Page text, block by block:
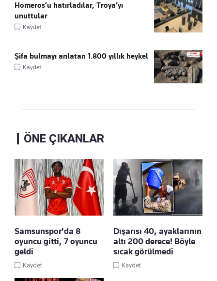
Homeros’u hatırladılar, Troya’yı
unuttular
Kaydet
Şifa bulmayı anlatan 1.800 yıllık heykel
Kaydet
ÖNE ÇIKANLAR
Samsunspor'da 8
oyuncu gitti, 7 oyuncu
geldi
Kaydet
Dışarısı 40, ayaklarının
altı 200 derece! Böyle
sıcak görülmedi
Kaydet